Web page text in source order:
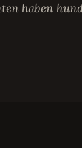
haben